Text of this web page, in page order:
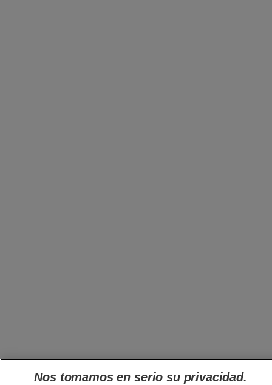
Nos tomamos en serio su privacidad.